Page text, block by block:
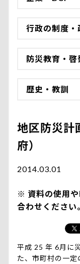
行政の制度・
防災教育・啓
歴史・教訓
地区防災計
府）
2014.03.01
資料の使用
合わせください
平成 25 年 6月に
た、市町村の一